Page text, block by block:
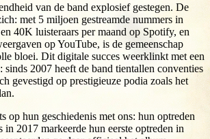
van de band explosief gestegen. De
met 5 miljoen gestreamde nummers in
40K luisteraars per maand op Spotify, en
op YouTube, is de gemeenschap
bloei. Dit digitale succes weerklinkt met een
sinds 2007 heeft de band tientallen conventies
gevestigd op prestigieuze podia zoals het
op hun geschiedenis met ons: hun optreden
2017 markeerde hun eerste optreden in